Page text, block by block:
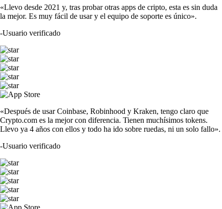
«Llevo desde 2021 y, tras probar otras apps de cripto, esta es sin duda
la mejor. Es muy fácil de usar y el equipo de soporte es único».
-Usuario verificado
«Después de usar Coinbase, Robinhood y Kraken, tengo claro que
Crypto.com es la mejor con diferencia. Tienen muchísimos tokens.
Llevo ya 4 años con ellos y todo ha ido sobre ruedas, ni un solo fallo».
-Usuario verificado